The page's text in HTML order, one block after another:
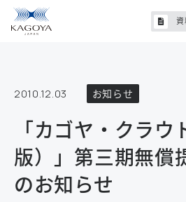
2010.12.03 お知らせ
「カゴヤ・クラ
版）」第三期無償
のお知らせ